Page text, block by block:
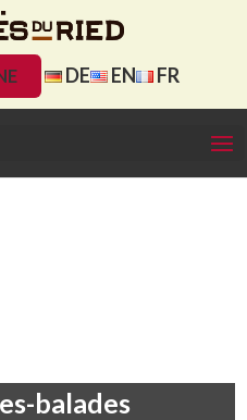
DE EN FR
balades